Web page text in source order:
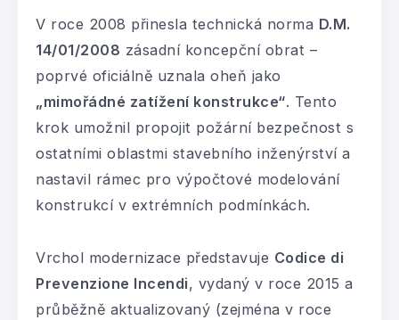
V roce 2008 přinesla technická norma D.M.
14/01/2008 zásadní koncepční obrat –
poprvé oficiálně uznala oheň jako
„mimořádné zatížení konstrukce“. Tento
krok umožnil propojit požární bezpečnost s
ostatními oblastmi stavebního inženýrství a
nastavil rámec pro výpočtové modelování
konstrukcí v extrémních podmínkách.
Vrchol modernizace představuje Codice di
Prevenzione Incendi, vydaný v roce 2015 a
průběžně aktualizovaný (zejména v roce